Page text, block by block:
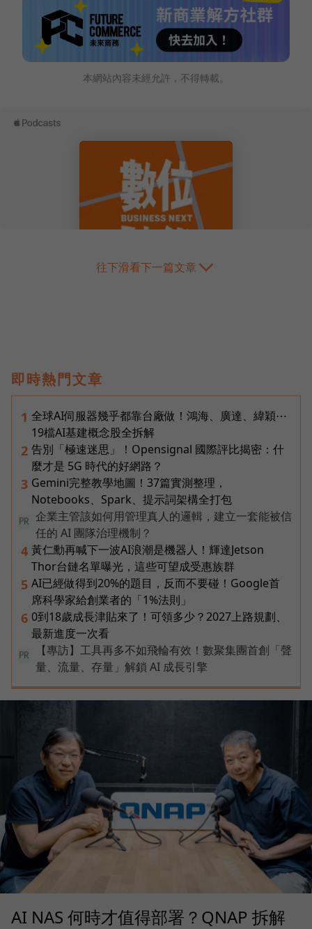
本網站內容未經允許，不得轉載。
往下滑看下一篇文章
即時熱門文章
1 全球AI伺服器幾乎都靠台廠做！鴻海、廣達、緯穎⋯
19檔AI基建概念股全拆解
2 告別「極速迷思」！Opensignal 國際評比揭密：什
麼才是 5G 時代的好網路？
3 Gemini完整教學地圖！37篇實測整理，
Notebooks、Spark、提示詞架構全打包
PR
企業主管該如何用管理真人的邏輯，建立一套能被信
任的 AI 團隊治理機制？
4 黃仁勳再喊下一波AI浪潮是機器人！輝達Jetson
Thor台鏈名單曝光，這些可望成受惠族群
5 AI已經做得到20%的題目，反而不要碰！Google首
席科學家給創業者的「1%法則」
6 0到18歲成長津貼來了！可領多少？2027上路規劃、
最新進度一次看
PR
【專訪】工具再多不如飛輪有效！數聚集團首創「聲
量、流量、存量」解鎖 AI 成長引擎
AI NAS 何時才值得部署？QNAP 拆解